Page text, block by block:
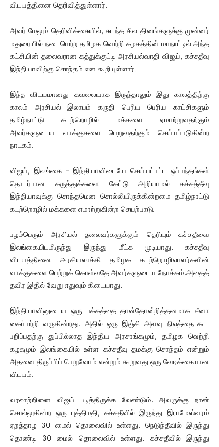
விடயத்தினை தெரிவித்துள்ளார்.
அவர் மேலும் தெரிவிக்கையில், கடந்த சில தினங்களுக்கு முன்னர்
மதுரையில் நடைபெற்ற தமிழக வெற்றி கழகத்தின் மாநாட்டில் அந்த
கட்சியின் தலைவரான கத்துக்குட்டி அரசியல்வாதி விஜய், கச்சதீவு
இந்தியாவிற்கு சொந்தம் என கூறியுள்ளார்.
இந்த விடயமானது கவலையாக இருந்தாலும் இது காலத்திற்கு
காலம் அரசியல் இலாபம் கருதி பெரிய பெரிய காட்சிகளும்
தமிழ்நாட்டு கடற்றொழில் மக்களை ஏமாற்றுவதற்கும்
அவர்களுடைய வாக்குகளை பெறுவதற்கும் செய்யப்படுகின்ற
நாடகம்.
விஜய், இலங்கை – இந்தியாவிடையே செய்யப்பட்ட ஒப்பந்தங்கள்
தொடர்பான கருத்துக்களை கேட்டு அறியாமல் கச்சத்தீவு
இந்தியாவுக்கு சொந்தமென சொல்லியிருக்கின்றமை தமிழ்நாட்டு
கடற்றொழில் மக்களை ஏமாற்றுகின்ற செயற்பாடு.
பழம்பெரும் அரசியல் தலைவர்களுக்கும் தெரியும் கச்சதீவை
இலங்கையிடமிருந்து இருந்து மீட்க முடியாது. கச்சதீவு
விடயத்தினை அரசியலாக்கி தமிழக கடற்றொழிலாளர்களின்
வாக்குகளை பெற்றுக் கொள்வதே அவர்களுடைய நோக்கம்.அதைத்
தவிர இதில் வேறு எதுவும் கிடையாது.
இந்தியாவினுடைய ஒரு பக்கத்தை தான்தோன்றித்தனமாக சீனா
கைப்பற்றி வருகின்றது. அதில் ஒரு இஞ்சி அளவு நிலத்தை கூட
பறிப்பதற்கு துப்பில்லாத இந்திய அரசாங்கமும், தமிழக வெற்றி
கழகமும் இலங்கையில் உள்ள கச்சதீவு தமக்கு சொந்தம் என்றும்
அதனை திருப்பிப் பெறுவோம் என்றும் கூறுவது ஒரு வேடிக்கையான
விடயம்.
வரலாற்றினை விஜய் படித்திருக்க வேண்டும். அவருக்கு நான்
சொல்லுகின்ற ஒரு புத்திமதி, கச்சதீவில் இருந்து இராமேஸ்வரம்
ஏறத்தாழ 30 மைல் தொலைவில் உள்ளது. நெடுந்தீவில் இருந்து
தொண்டி 30 மைல் தொலைவில் உள்ளது. கச்சதீவில் இருந்து